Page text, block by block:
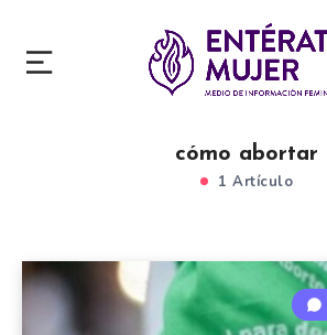
cómo abortar
1 Artículo